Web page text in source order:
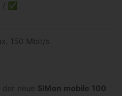
/ ✅
150 Mbit/s
neue SIMon mobile 100